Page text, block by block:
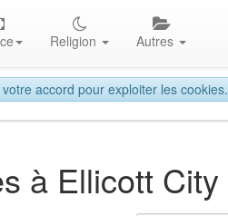
accord pour exploiter les cookies.
Religion Autres
à Ellicott City